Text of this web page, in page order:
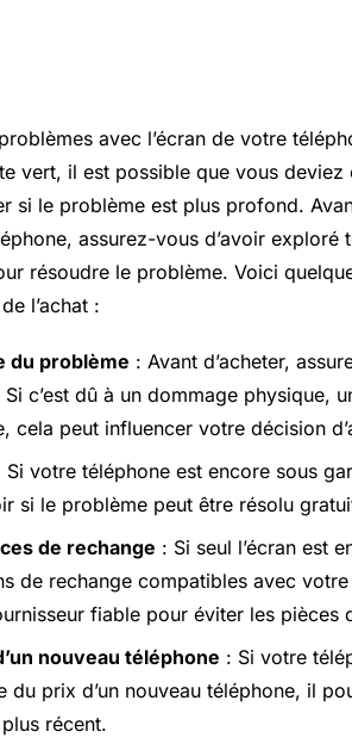
avec l’écran de votre
vert, il est possible que vous deviez
si le problème est plus profond.
assurez-vous d’avoir exploré
résoudre le problème. Voici
l’achat :
du problème : Avant d’acheter,
c’est dû à un dommage physique,
cela peut influencer votre décision
Si votre téléphone est encore sous
si le problème peut être résolu
de rechange : Si seul l’écran est
de rechange compatibles avec
fiable pour éviter les pièces
nouveau téléphone : Si votre
du prix d’un nouveau téléphone, il
récent.